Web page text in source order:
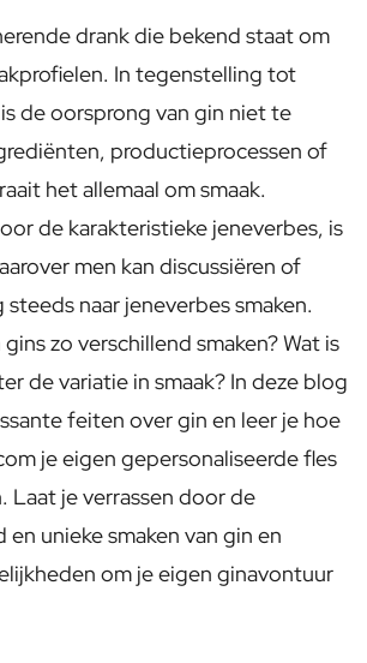
Wijn
Wijn
Concentraat
Alternatief Gin
Alternatief Rum
- Drinkfles
Charm
drank die bekend staat om
In tegenstelling tot
de oorsprong van gin niet te
productieprocessen of
het allemaal om smaak.
de karakteristieke jeneverbes, is
men kan discussiëren of
naar jeneverbes smaken.
zo verschillend smaken? Wat is
de variatie in smaak? In deze blog
feiten over gin en leer je hoe
je eigen gepersonaliseerde fles
Laat je verrassen door de
unieke smaken van gin en
om je eigen ginavontuur